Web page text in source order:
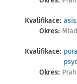
Kvalifikace:
Okres:
Kvalifikace:
Okres: